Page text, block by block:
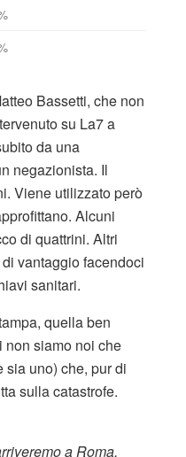
Bassetti, che non
su La7 a
da una
negazionista. Il
Viene utilizzato però
Alcuni
di quattrini. Altri
vantaggio facendoci
sanitari.
quella ben
siamo noi che
sia uno) che, pur di
sulla catastrofe.
a Roma,